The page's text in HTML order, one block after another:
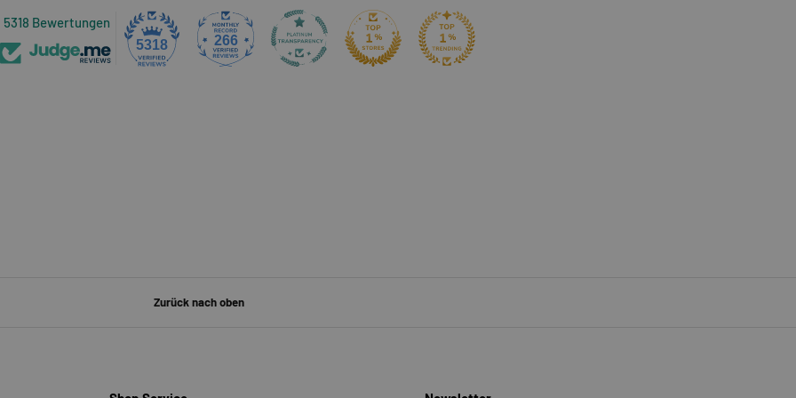
5318 Bewertungen
5318 266
Zurück nach oben